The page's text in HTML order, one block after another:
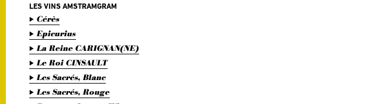
LES VINS AMSTRAMGRAM
Cérès
Epicurius
La Reine CARIGNAN(NE)
Le Roi CINSAULT
Les Sacrés, Blanc
Les Sacrés, Rouge